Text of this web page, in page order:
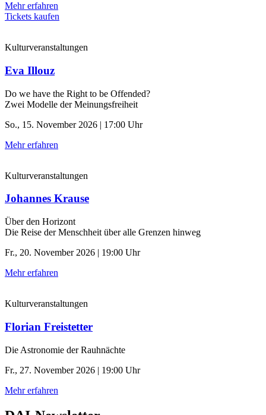
Mehr erfahren
Tickets kaufen
Kulturveranstaltungen
Eva Illouz
Do we have the Right to be Offended?
Zwei Modelle der Meinungsfreiheit
So., 15. November 2026 | 17:00 Uhr
Mehr erfahren
Kulturveranstaltungen
Johannes Krause
Über den Horizont
Die Reise der Menschheit über alle Grenzen hinweg
Fr., 20. November 2026 | 19:00 Uhr
Mehr erfahren
Kulturveranstaltungen
Florian Freistetter
Die Astronomie der ­Rauhnächte
Fr., 27. November 2026 | 19:00 Uhr
Mehr erfahren